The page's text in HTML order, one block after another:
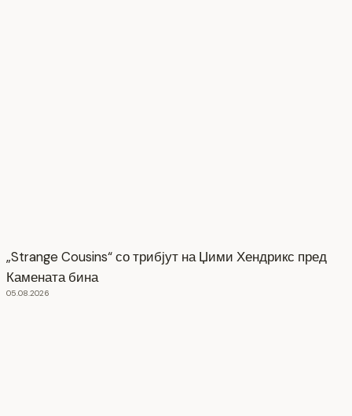
„Strange Cousins“ со трибјут на Џими Хендрикс пред
Камената бина
05.08.2026